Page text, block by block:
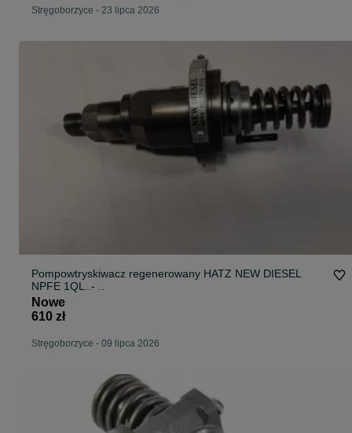
Stręgoborzyce - 23 lipca 2026
Pompowtryskiwacz regenerowany HATZ NEW DIESEL
NPFE 1QL..- ..
Nowe
610 zł
Stręgoborzyce - 09 lipca 2026